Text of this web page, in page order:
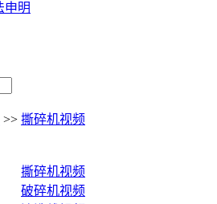
申明
>> 撕碎机视频
撕碎机视频
破碎机视频